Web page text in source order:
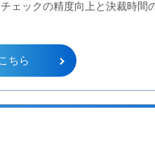
ックの精度向上と決裁時間
ちら